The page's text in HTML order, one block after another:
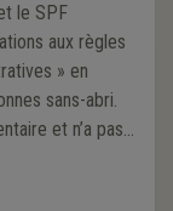
le SPF
aux règles
» en
sans-abri.
et n’a pas